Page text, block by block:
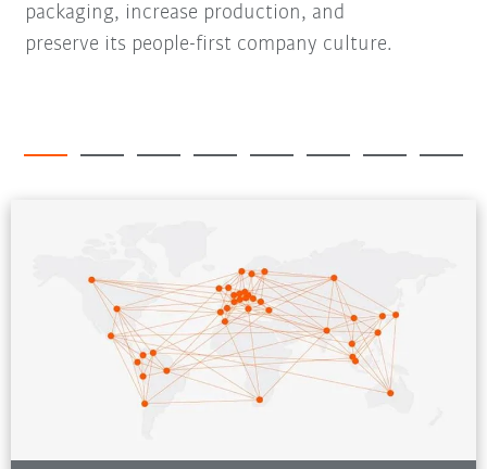
packaging, increase production, and
preserve its people-first company culture.